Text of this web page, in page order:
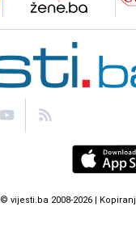
© vijesti.ba 2008-2026 |